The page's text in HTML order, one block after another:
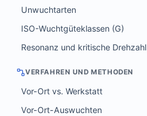
Unwuchtarten
ISO-Wuchtgüteklassen (G)
Resonanz und kritische Drehzahl
VERFAHREN UND METHODEN
Vor-Ort vs. Werkstatt
Vor-Ort-Auswuchten